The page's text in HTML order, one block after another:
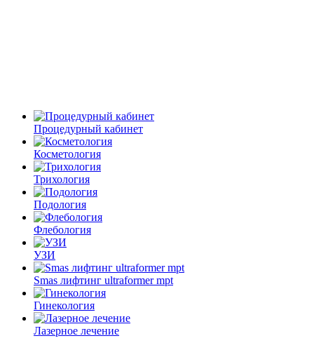
Процедурный кабинет
Косметология
Трихология
Подология
Флебология
УЗИ
Smas лифтинг ultraformer mpt
Гинекология
Лазерное лечение